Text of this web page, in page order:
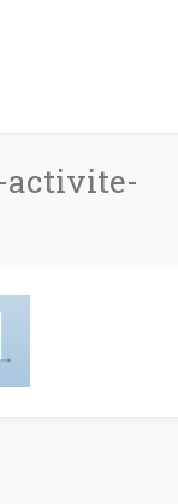
activite-